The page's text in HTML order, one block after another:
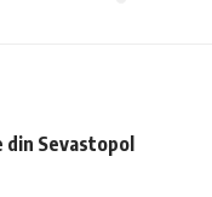
Sevastopol